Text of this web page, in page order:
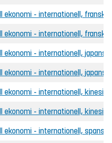
ekonomi - internationell, franska
ekonomi - internationell,
ekonomi - internationell,
ekonomi - internationell,
ekonomi - internationell,
ekonomi - internationell,
ekonomi - internationell, spanska